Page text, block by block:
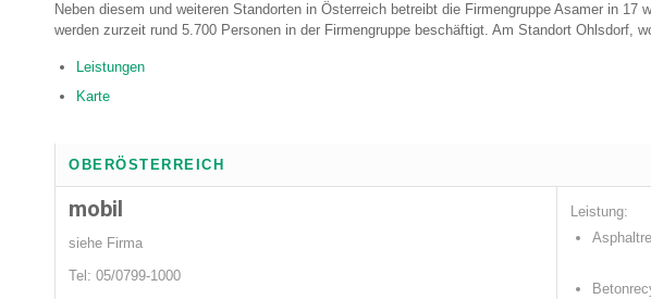
Neben diesem und weiteren Standorten in Österreich betreibt die Firmengruppe Asamer in
werden zurzeit rund 5.700 Personen in der Firmengruppe beschäftigt. Am Standort Ohlsdorf,
Leistungen
Karte
OBERÖSTERREICH
mobil
siehe Firma
Tel: 05/0799-1000
Leistung: